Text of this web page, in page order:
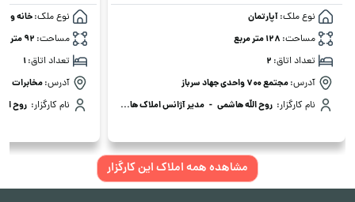
نوع ملک:خانه ویلایی
مساحت: 92 متر مربع
تعداد اتاق:
آدرس:مخابرات
نام کارگزار: روح الله هاشمی - مدیر آژانس املاک هاشمی
نوع ملک:
مساحت:110 متر مربع
تعداد اتاق:
آدرس:مجتمع ۷۰۰ واحدی جهاد سرباز
نام کارگزار: روح
مشاهده همه املاک این کارگزار